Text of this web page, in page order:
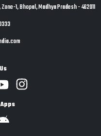
1, Bhopal, Madhya Pradesh - 462011